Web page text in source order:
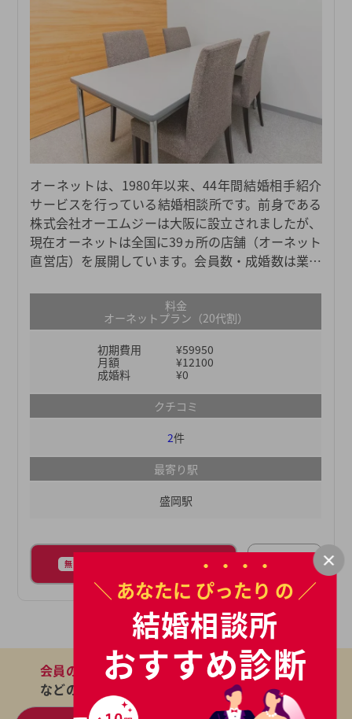
オーネットは、1980年以来、44年間結婚相手紹介
サービスを行っている結婚相談所です。前身である
株式会社オーエムジーは大阪に設立されましたが、
現在オーネットは全国に39ヵ所の店舗（オーネット
直営店）を展開しています。会員数・成婚数は業界
を成功させたい方にもおすすめです。※当社は、登
録会員数、お見合い数、および成婚数No.1（＊）の
IBJの加盟相談所です。＊日本マーケティングリサ
ーチ機構調べ（成婚数/お見合い件数：2023年実
績、会員数：2023年12月末時点、2024年1月期_指
定領域における市場調査）また、全国に店舗がある
ため婚活を進めながら転職やUターンなどで引っ越
しをしても、その地域の店舗で引き続き活動できる
ところもポイント。全国のお相手候補を紹介してく
れるので、場所を問わず婚活を進められます。結婚
の可能性を高める婚活サポートをしてくれるオーネ
ットで、理想のお相手を探してみませんか？
料金
オーネットプラン（20代割）
初期費用
¥59950
月額
¥12100
成婚料
¥0
クチコミ
2件
最寄り駅
盛岡駅
無料 パンフレットをもらう 店舗詳細
会員の成婚実績や
キャンペーン情報
などの詳細情報が分かります。
＼ あなたに ぴったり の ／
結婚相談所
おすすめ診断